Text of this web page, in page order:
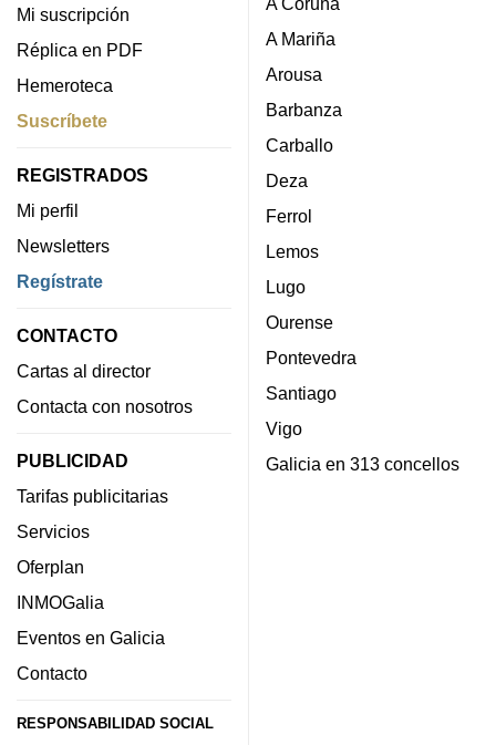
Mi suscripción
Réplica en PDF
Hemeroteca
Suscríbete
REGISTRADOS
Mi perfil
Newsletters
Regístrate
CONTACTO
Cartas al director
Contacta con nosotros
PUBLICIDAD
Tarifas publicitarias
Servicios
Oferplan
INMOGalia
Eventos en Galicia
Contacto
RESPONSABILIDAD SOCIAL
A Mariña
Arousa
Barbanza
Carballo
Deza
Ferrol
Lemos
Lugo
Ourense
Pontevedra
Santiago
Vigo
Galicia en 313 concellos